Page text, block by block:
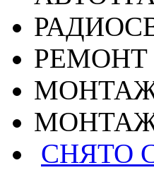
РЕМОНТ
СНЯТО